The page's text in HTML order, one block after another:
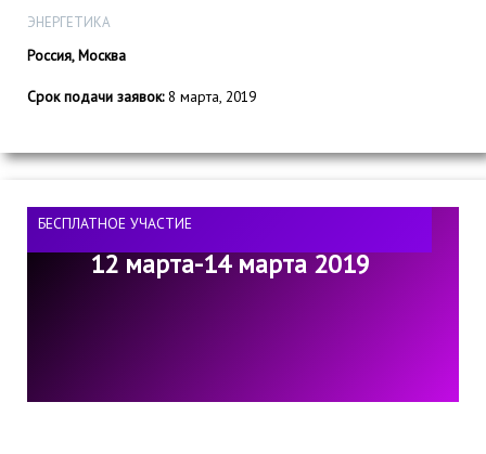
ЭНЕРГЕТИКА
Россия, Москва
Срок подачи заявок:8 марта, 2019
БЕСПЛАТНОЕ УЧАСТИЕ
12 марта-14 марта 2019